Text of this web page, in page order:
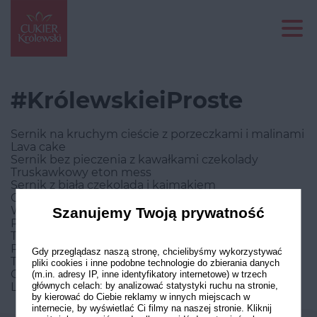
#KrólewskieiProste
Sernik na kruchym cieście z porzeczkami i malinami
Lava cake
Sernik bez pieczenia z kawałkami czekolady
Truskawkowy eton mess
Sernik z białą czekoladą i kajmakiem
Czekoladowe miseczki z kremem
Wielkanocny mazurek
Piszinger
Torcik marchewkowy z bakaliami i kremem z serka
Philadelphia
Torcik bezowy z gruszkami
Crumble truskawkowo-borówkowe
Likier świąteczny
Szanujemy Twoją prywatność
Gdy przeglądasz naszą stronę, chcielibyśmy wykorzystywać
pliki cookies i inne podobne technologie do zbierania danych
(m.in. adresy IP, inne identyfikatory internetowe) w trzech
głównych celach: by analizować statystyki ruchu na stronie,
by kierować do Ciebie reklamy w innych miejscach w
internecie, by wyświetlać Ci filmy na naszej stronie. Kliknij